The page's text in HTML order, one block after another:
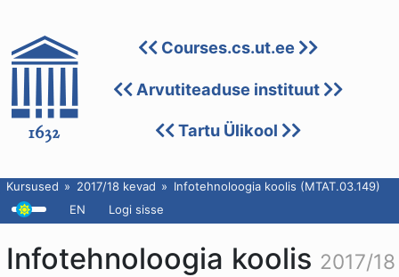
Courses.cs.ut.ee
Arvutiteaduse instituut
Tartu Ülikool
Kursused 2017/18 kevad
Infotehnoloogia koolis (MTAT.03.149)
EN
Logi sisse
Infotehnoloogia koolis 2017/18